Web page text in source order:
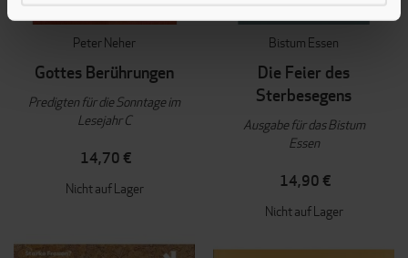
Peter Neher
Gottes Berührungen
Predigten für die Sonntage im
Lesejahr C
14,70 €
Nicht auf Lager
Bistum Essen
Die Feier des
Sterbesegens
Ausgabe für das Bistum
Essen
14,90 €
Nicht auf Lager